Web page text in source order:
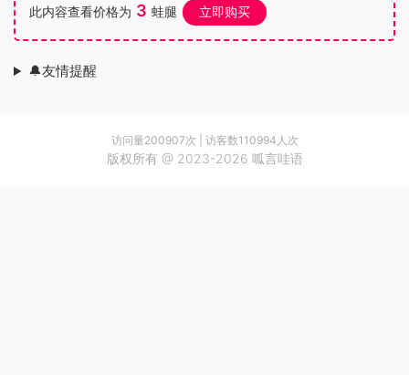
此内容查看价格为 3 蛙腿 立即购买
🔔友情提醒
访问量200907次 | 访客数110994 人次
版权所有 @ 2023-2026 呱言哇语